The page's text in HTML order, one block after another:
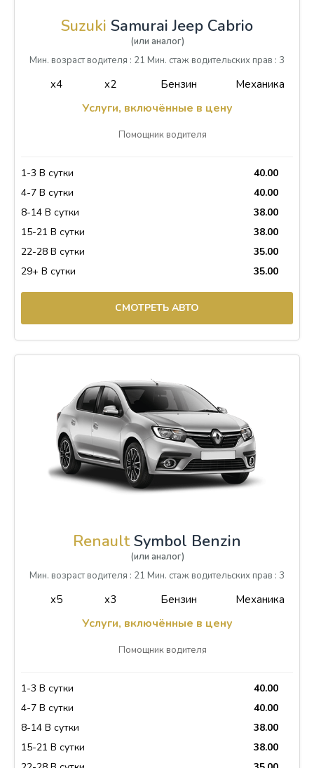
Suzuki Samurai Jeep Cabrio
(или аналог)
Мин. возраст водителя : 21 Мин. стаж водительских прав : 3
x4 x2 Бензин Механика
Услуги, включённые в цену
Помощник водителя
1-3 В сутки
40.00
4-7 В сутки
40.00
8-14 В сутки
38.00
15-21 В сутки
38.00
22-28 В сутки
35.00
29+ В сутки
35.00
СМОТРЕТЬ АВТО
RenaultSymbol Benzin
(или аналог)
Мин. возраст водителя : 21 Мин. стаж водительских прав : 3
x5 x3 Бензин Механика
Услуги, включённые в цену
Помощник водителя
1-3 В сутки
40.00
4-7 В сутки
40.00
8-14 В сутки
38.00
15-21 В сутки
38.00